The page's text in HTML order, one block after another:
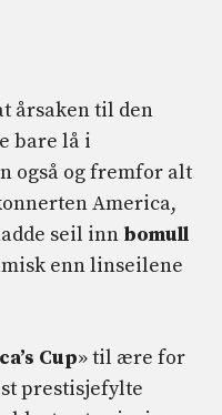
årsaken til den
bare lå i
også og fremfor alt
America,
seil inn bomull
enn linseilene
Cup» til ære for
prestisjefylte